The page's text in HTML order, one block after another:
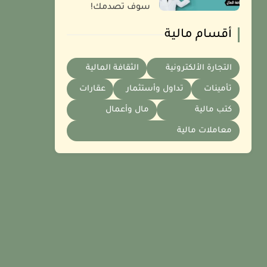
سوف تصدمك!
أقسام مالية
التجارة الألكترونية الثقافة المالية
تأمينات تداول وأستثمار عقارات
كتب مالية مال وأعمال
معاملات مالية